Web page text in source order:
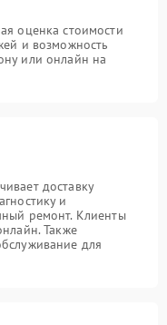
оценка стоимости
и возможность
или онлайн на
доставку
и
ремонт. Клиенты
Также
для